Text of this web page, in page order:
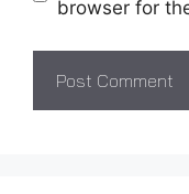
browser for